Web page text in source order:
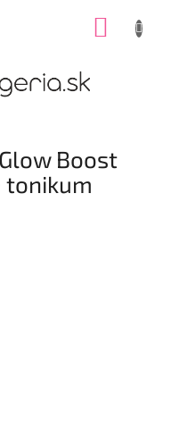
Boost
tonikum